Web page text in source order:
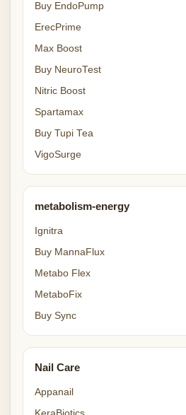
Buy EndoPump
ErecPrime
Max Boost
Buy NeuroTest
Nitric Boost
Spartamax
Buy Tupi Tea
VigoSurge
metabolism-energy
Ignitra
Buy MannaFlux
Metabo Flex
MetaboFix
Buy Sync
Nail Care
Appanail